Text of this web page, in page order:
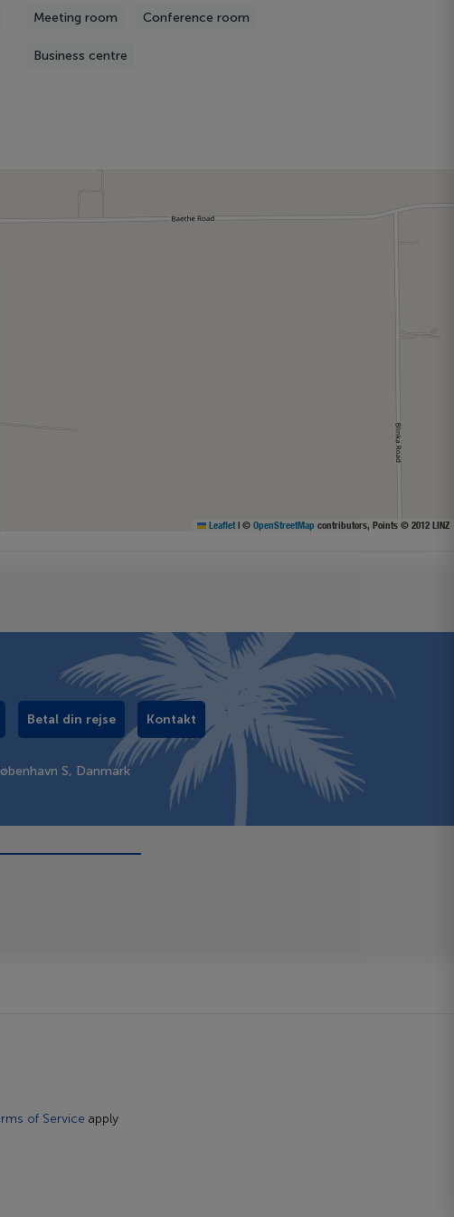
Meeting room Conference room
Business centre
Leaflet | © OpenStreetMap contributors, Points © 2012 LINZ
Betal din rejse Kontakt
S, Danmark
of Service apply